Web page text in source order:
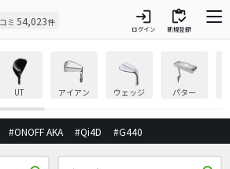
ミ 54,023件 login
ログイン
inventory
新規登録
UT アイアン ウェッジ パター
#ONOFF AKA #Qi4D #G440